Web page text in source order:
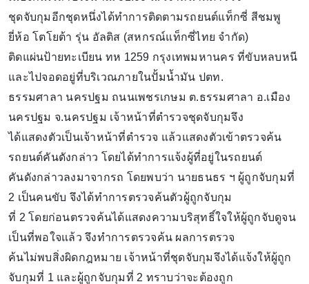
ชุดจับกุมอีกชุดหนึ่งได้ทำการติดตามรถยนต์แท็กซี่ สีชมพู
ยี่ห้อ โตโยต้า รุ่น อัลติส (สหกรณ์แท็กซี่ไทย จำกัด)
ติดแผ่นป้ายทะเบียน ทห 1259 กรุงเทพมหานคร ที่ขับหลบหนี
และไปจอดอยู่ที่บริเวณภายในปั้มน้ำมัน ปตท.
ธรรมศาลา นครปฐม ถนนเพชรเกษม ต.ธรรมศาลา อ.เมือง
นครปฐม จ.นครปฐม เจ้าหน้าที่ตำรวจชุดจับกุมจึง
ได้แสดงตัวเป็นเจ้าหน้าที่ตำรวจ แล้วแสดงตัวเข้าตรวจค้น
รถยนต์คันดังกล่าว โดยได้ทำการแจ้งผู้ที่อยู่ในรถยนต์
คันดังกล่าวลงมาจากรถ โดยพบว่า นายธนธร ฯ ผู้ถูกจับกุมที่
2 เป็นคนขับ จึงได้ทำการตรวจค้นตัวผู้ถูกจับกุม
ที่ 2 โดยก่อนตรวจค้นได้แสดงความบริสุทธิ์ใจให้ผู้ถูกจับดูจน
เป็นที่พอใจแล้ว จึงทำการตรวจค้น ผลการตรวจ
ค้นไม่พบสิ่งผิดกฎหมาย เจ้าหน้าที่ชุดจับกุมจึงได้แจ้งให้ผู้ถูก
จับกุมที่ 1 และผู้ถูกจับกุมที่ 2 ทราบว่าจะต้องถูก